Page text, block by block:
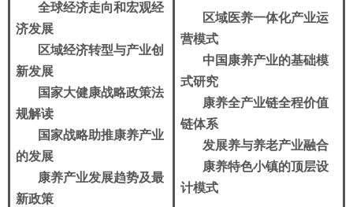
全球经济走向和宏观经
济发展
区域经济转型与产业创
新发展
国家大健康战略政策法
规解读
国家战略助推康养产业
的发展
康养产业发展趋势及最
新政策
区域医养一体化产业运
营模式
中国康养产业的基础模
式研究
康养全产业链全程价值
链体系
发展养与养老产业融合
康养特色小镇的顶层设
计模式